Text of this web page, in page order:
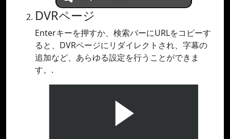
DVRページ
Enterキーを押すか、検索バーにURLをコピーす
ると、DVRページにリダイレクトされ、字幕の
追加など、あらゆる設定を行うことができま
す。.